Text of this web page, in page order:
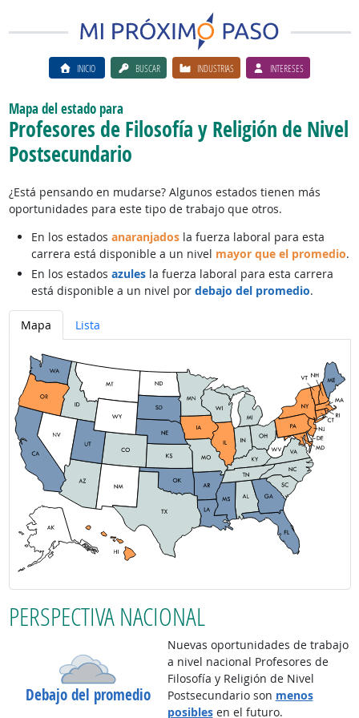
INICIO BUSCAR INDUSTRIAS INTERESES
Mapa del estado para
Profesores de Filosofía y Religión de Nivel
Postsecundario
¿Está pensando en mudarse? Algunos estados tienen más
oportunidades para este tipo de trabajo que otros.
En los estados anaranjadosla fuerza laboral para esta
carrera está disponible a un nivel mayor que el promedio.
En los estados azulesla fuerza laboral para esta carrera
está disponible a un nivel por debajo del promedio.
Mapa Lista
PERSPECTIVA NACIONAL
Debajo del promedio
Nuevas oportunidades de trabajo
a nivel nacional Profesores de
Filosofía y Religión de Nivel
Postsecundario son menos
posiblesen el futuro.